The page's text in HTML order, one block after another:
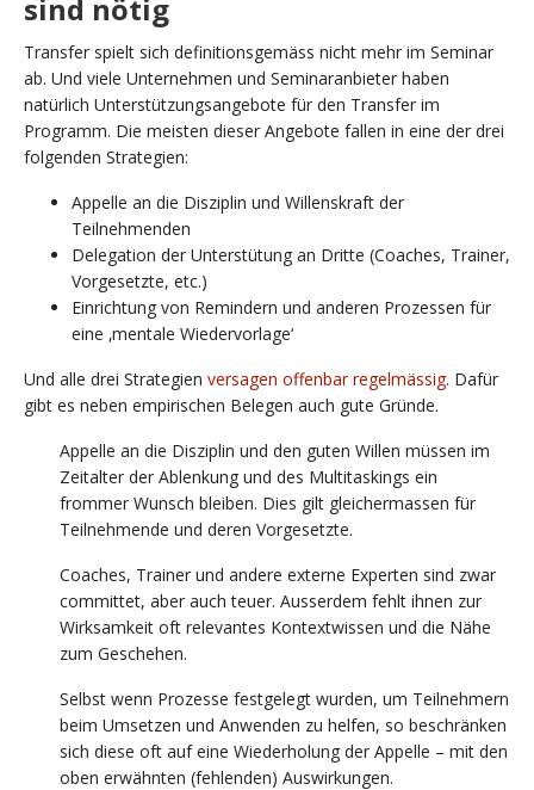
sind nötig
Transfer spielt sich definitionsgemäss nicht mehr im Seminar
ab. Und viele Unternehmen und Seminaranbieter haben
natürlich Unterstützungsangebote für den Transfer im
Programm. Die meisten dieser Angebote fallen in eine der drei
folgenden Strategien:
Appelle an die Disziplin und Willenskraft der
Teilnehmenden
Delegation der Unterstütung an Dritte (Coaches, Trainer,
Vorgesetzte, etc.)
Einrichtung von Remindern und anderen Prozessen für
eine ‚mentale Wiedervorlage‘
Und alle drei Strategien versagen offenbar regelmässig. Dafür
gibt es neben empirischen Belegen auch gute Gründe.
Appelle an die Disziplin und den guten Willen müssen im
Zeitalter der Ablenkung und des Multitaskings ein
frommer Wunsch bleiben. Dies gilt gleichermassen für
Teilnehmende und deren Vorgesetzte.
Coaches, Trainer und andere externe Experten sind zwar
committet, aber auch teuer. Ausserdem fehlt ihnen zur
Wirksamkeit oft relevantes Kontextwissen und die Nähe
zum Geschehen.
Selbst wenn Prozesse festgelegt wurden, um Teilnehmern
beim Umsetzen und Anwenden zu helfen, so beschränken
sich diese oft auf eine Wiederholung der Appelle – mit den
oben erwähnten (fehlenden) Auswirkungen.